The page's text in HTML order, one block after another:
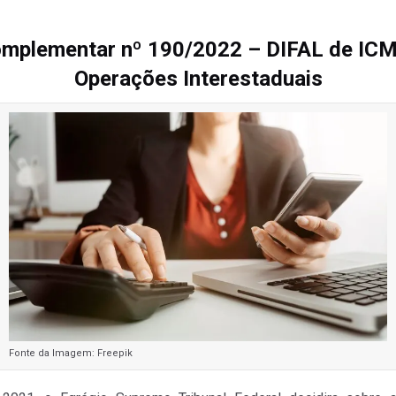
nº 190/2022 – DIFAL de
Operações Interestaduais
Fonte da Imagem: Freepik